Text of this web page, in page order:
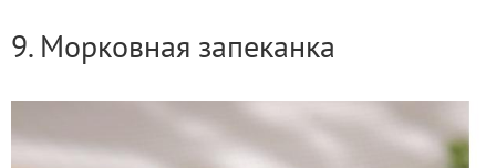
9. Морковная запеканка